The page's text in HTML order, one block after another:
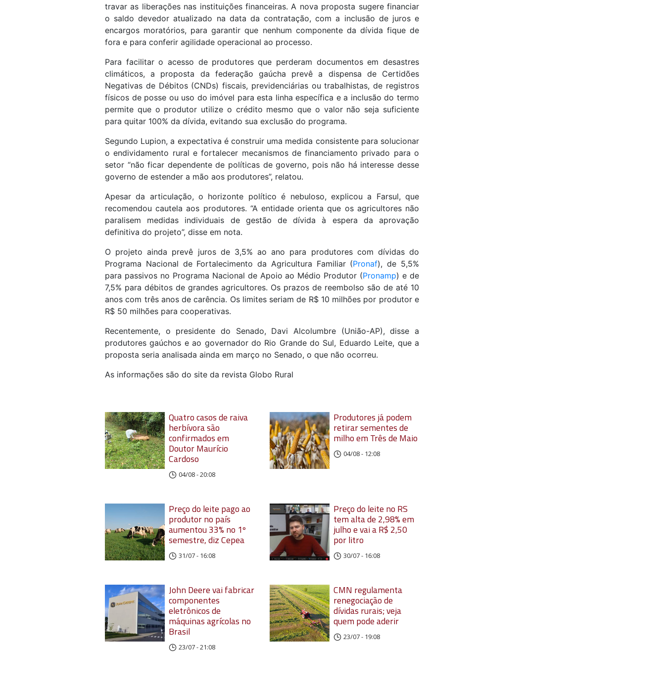
travar as liberações nas instituições financeiras. A nova proposta sugere financiar
o saldo devedor atualizado na data da contratação, com a inclusão de juros e
encargos moratórios, para garantir que nenhum componente da dívida fique de
fora e para conferir agilidade operacional ao processo.
Para facilitar o acesso de produtores que perderam documentos em desastres
climáticos, a proposta da federação gaúcha prevê a dispensa de Certidões
Negativas de Débitos (CNDs) fiscais, previdenciárias ou trabalhistas, de registros
físicos de posse ou uso do imóvel para esta linha específica e a inclusão do termo
permite que o produtor utilize o crédito mesmo que o valor não seja suficiente
para quitar 100% da dívida, evitando sua exclusão do programa.
Segundo Lupion, a expectativa é construir uma medida consistente para solucionar
o endividamento rural e fortalecer mecanismos de financiamento privado para o
setor “não ficar dependente de políticas de governo, pois não há interesse desse
governo de estender a mão aos produtores”, relatou.
Apesar da articulação, o horizonte político é nebuloso, explicou a Farsul, que
recomendou cautela aos produtores. “A entidade orienta que os agricultores não
paralisem medidas individuais de gestão de dívida à espera da aprovação
definitiva do projeto”, disse em nota.
O projeto ainda prevê juros de 3,5% ao ano para produtores com dívidas do
Programa Nacional de Fortalecimento da Agricultura Familiar (Pronaf), de 5,5%
para passivos no Programa Nacional de Apoio ao Médio Produtor (Pronamp) e de
7,5% para débitos de grandes agricultores. Os prazos de reembolso são de até 10
anos com três anos de carência. Os limites seriam de R$ 10 milhões por produtor e
R$ 50 milhões para cooperativas.
Recentemente, o presidente do Senado, Davi Alcolumbre (União-AP), disse a
produtores gaúchos e ao governador do Rio Grande do Sul, Eduardo Leite, que a
proposta seria analisada ainda em março no Senado, o que não ocorreu.
As informações são do site da revista Globo Rural
Quatro casos de raiva
herbívora são
confirmados em
Doutor Maurício
Cardoso
04/08 - 20:08
Produtores já podem
retirar sementes de
milho em Três de Maio
04/08 - 12:08
Preço do leite pago ao
produtor no país
aumentou 33% no 1º
semestre, diz Cepea
31/07 - 16:08
Preço do leite no RS
tem alta de 2,98% em
julho e vai a R$ 2,50
por litro
30/07 - 16:08
John Deere vai fabricar
componentes
eletrônicos de
máquinas agrícolas no
Brasil
23/07 - 21:08
CMN regulamenta
renegociação de
dívidas rurais; veja
quem pode aderir
23/07 - 19:08